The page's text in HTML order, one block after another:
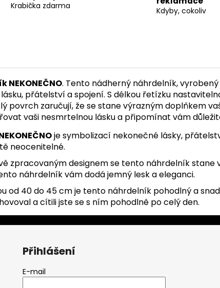
Krabička zdarma
Kdyby, cokoliv
NEKONEČNO. Tento nádherný náhrdelník,
přátelství a spojení. S délkou řetízku
povrch zaručují, že se stane výrazným doplňkem
vaši nesmrtelnou lásku a připomínat vám
je symbolizací nekonečné lásky,
neocenitelné.
zpracovaným designem se tento náhrdelník stane
náhrdelník vám dodá jemný lesk a eleganci.
od 40 do 45 cm je tento náhrdelník pohodlný a
a cítili jste se s ním pohodlně po celý den.
Přihlášení
E-mail